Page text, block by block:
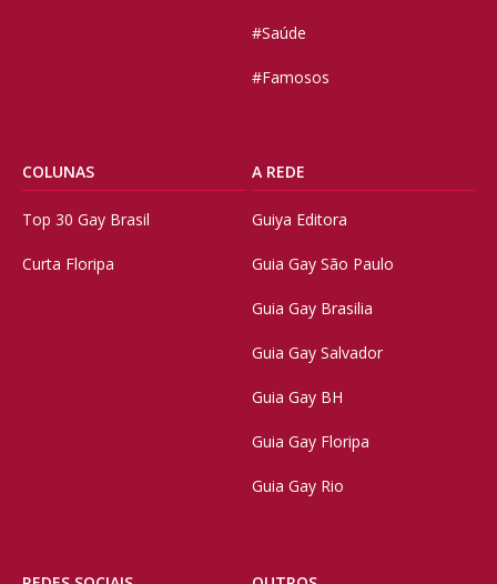
#Saúde
#Famosos
COLUNAS
Top 30 Gay Brasil
Curta Floripa
A REDE
Guiya Editora
Guia Gay São Paulo
Guia Gay Brasilia
Guia Gay Salvador
Guia Gay BH
Guia Gay Floripa
Guia Gay Rio